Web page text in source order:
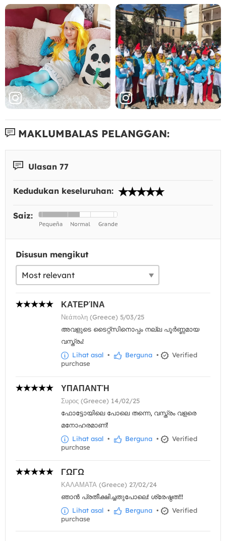
MAKLUMBALAS PELANGGAN:
Ulasan 77
Kedudukan keseluruhan:
Saiz:
Disusun mengikut
ΚΑΤΕΡΊΝΑ
Νεάπολη (Greece) 5/03/25
അവളുടെ ടൈറ്റ്സിനൊപ്പം നല്ല പൂർണ്ണമായ
വസ്ത്രം!
Lihat asal • Berguna •
Verified
purchase
ΥΠΑΠΑΝΤΉ
Συρος (Greece) 14/02/25
ഫോട്ടോയിലെ പോലെ തന്നെ, വസ്ത്രം വളരെ
മനോഹരമാണ്!
Lihat asal • Berguna •
Verified
purchase
ΓΩΓΩ
ΚΑΛΑΜΑΤΑ (Greece) 27/02/24
ഞാൻ പ്രതീക്ഷിച്ചതുപോലെ! ശ്രേഷ്ഠത!!!
Lihat asal • Berguna •
Verified
purchase